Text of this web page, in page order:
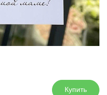
Купить